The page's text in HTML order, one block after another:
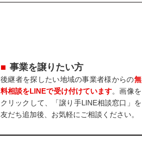
事業を譲りたい方
後継者を探したい地域の事業者様からの無
料相談をLINEで受け付けています。画像を
クリックして、「譲り手LINE相談窓口」を
友だち追加後、お気軽にご相談ください。